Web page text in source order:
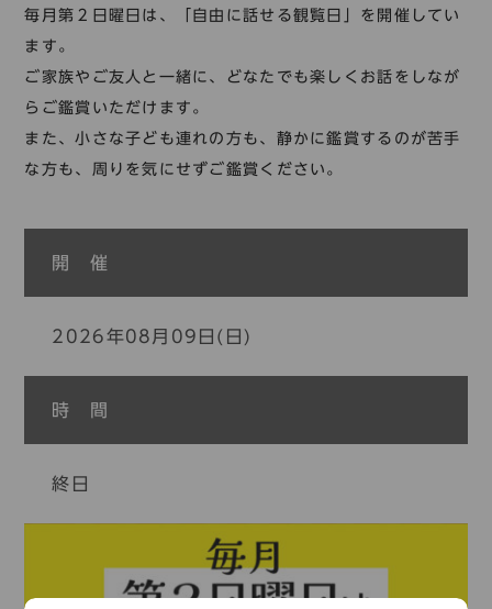
毎月第２日曜日は、「自由に話せる観覧日」を開催してい
ます。
ご家族やご友人と一緒に、どなたでも楽しくお話をしなが
らご鑑賞いただけます。
また、小さな子ども連れの方も、静かに鑑賞するのが苦手
な方も、周りを気にせずご鑑賞ください。
開 催
2026年08月09日(日)
時 間
終日
もよおし
コレクション
お問い合わせ
languages
標準 大 特大
languages